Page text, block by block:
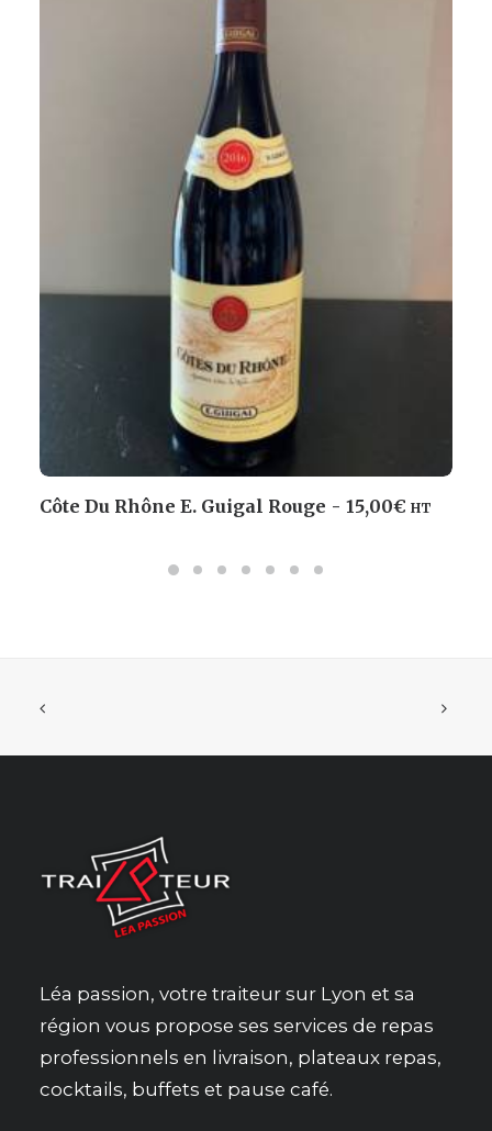
AJOUTER AU PANIER
Côte Du Rhône E. Guigal Rouge 15,00€ HT
Léa passion, votre traiteur sur Lyon et sa
région vous propose ses services de repas
professionnels en livraison, plateaux repas,
cocktails, buffets et pause café.